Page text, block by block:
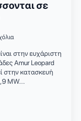
σε
στην ευχάριστη
Amur Leopard
στην κατασκευή
MW...